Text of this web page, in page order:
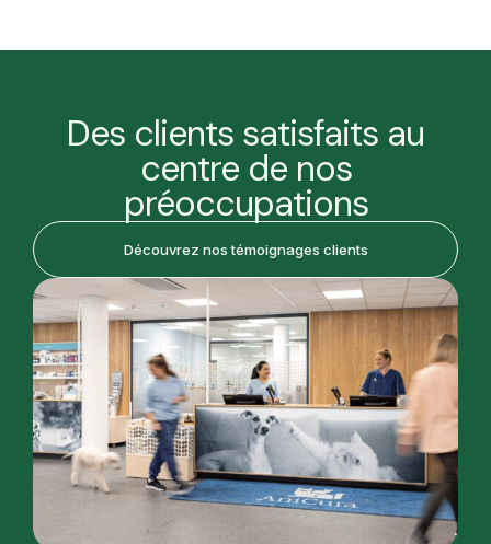
Des clients satisfaits au
centre de nos
préoccupations
Découvrez nos témoignages clients